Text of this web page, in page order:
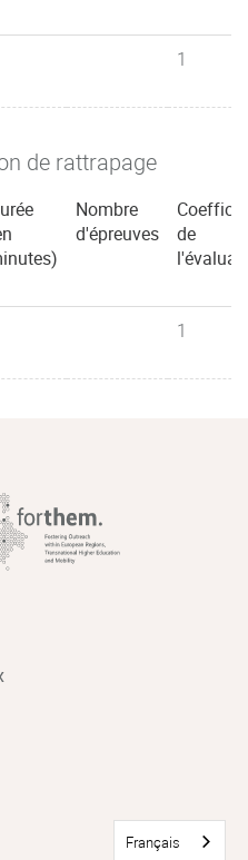
1
de rattrapage
Nombre
d'épreuves
de
1
Français